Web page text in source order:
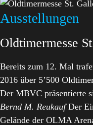
Ausstellungen
Oldtimermesse
Bereits zum 12. Mal
2016 über 5’500
Der MBVC präsentierte
Bernd M. ReukaufDer
Gelände der OLMA